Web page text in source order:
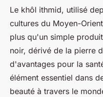
Le khôl ithmid, utilisé
cultures du Moyen-
plus qu'un simple
noir, dérivé de la pierre
d'avantages pour la
élément essentiel dans
beauté à travers le